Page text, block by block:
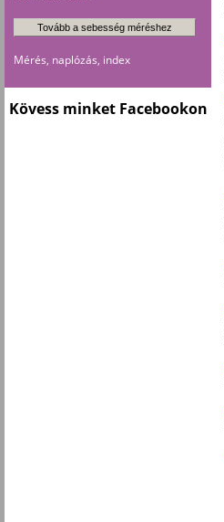
Mérés, naplózás, index
Kövess minket Facebookon